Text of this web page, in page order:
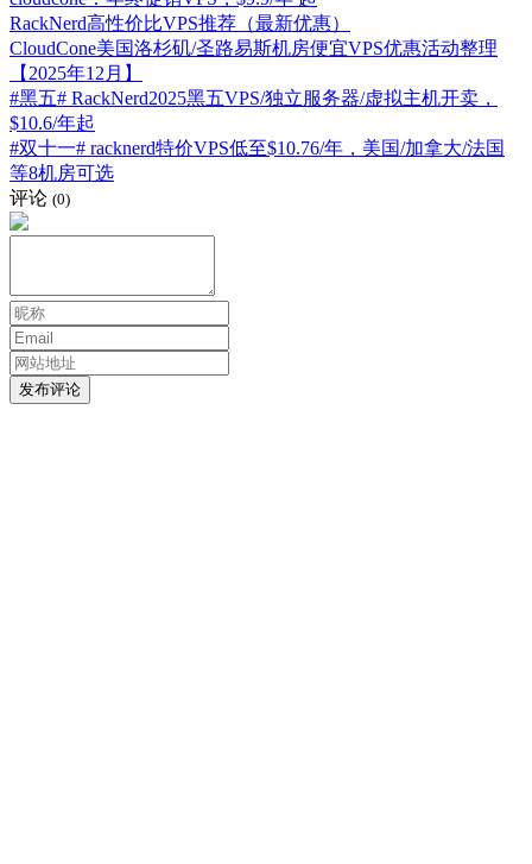
RackNerd高性价比VPS推荐（最新优惠）
CloudCone美国洛杉矶/圣路易斯机房便宜VPS优惠活动整理
【2025年12月】
#黑五# RackNerd2025黑五VPS/独立服务器/虚拟主机开卖，
$10.6/年起
#双十一# racknerd特价VPS低至$10.76/年，美国/加拿大/法国
等8机房可选
评论 (0)
发布评论